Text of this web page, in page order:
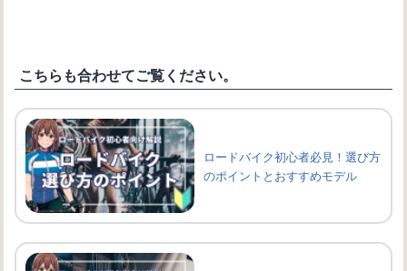
こちらも合わせてご覧ください。
ロードバイク初心者必見！選び方
のポイントとおすすめモデル